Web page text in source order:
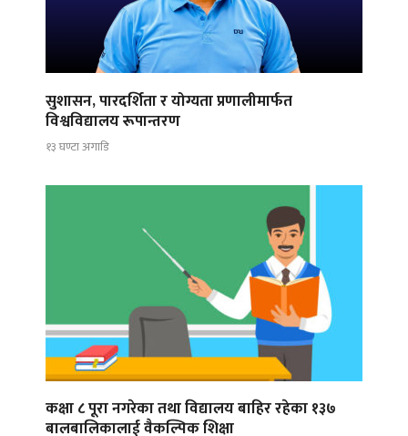
सुशासन, पारदर्शिता र योग्यता प्रणालीमार्फत
विश्वविद्यालय रूपान्तरण
१३ घण्टा अगाडि
कक्षा ८ पूरा नगरेका तथा विद्यालय बाहिर रहेका १३७
बालबालिकालाई वैकल्पिक शिक्षा